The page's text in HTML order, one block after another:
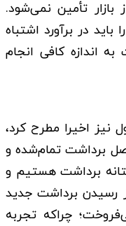
بازار تأمین نمی‌شود.
باید در برآورد اشتباه
اندازه کافی انجام
نیز اخیرا مطرح کرد،
برداشت تمام‌شده و
برداشت هستیم و
رسیدن برداشت جدید
چراکه تجربه